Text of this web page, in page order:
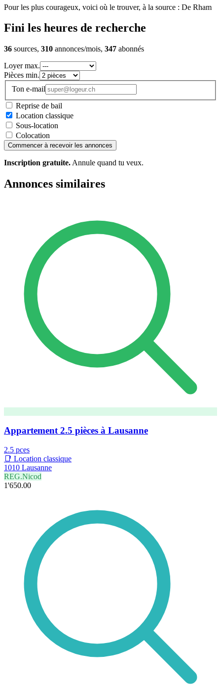
Pour les plus courageux, voici où le trouver, à la source : De Rham
Fini les heures de recherche
36 sources, 310 annonces/mois, 347 abonnés
Loyer max.
Pièces min.
Ton e-mail
Reprise de bail
Location classique
Sous-location
Colocation
Commencer à recevoir les annonces
Inscription gratuite. Annule quand tu veux.
Annonces similaires
Appartement 2.5 pièces à Lausanne
2.5 pces
📑 Location classique
1010 Lausanne
REG.Nicod
1'650.00